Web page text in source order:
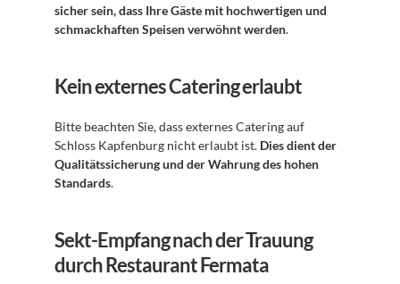
sicher sein, dass Ihre Gäste mit hochwertigen und
schmackhaften Speisen verwöhnt werden.
Kein externes Catering erlaubt
Bitte beachten Sie, dass externes Catering auf
Schloss Kapfenburg nicht erlaubt ist. Dies dient der
Qualitätssicherung und der Wahrung des hohen
Standards.
Sekt-Empfang nach der Trauung
durch Restaurant Fermata